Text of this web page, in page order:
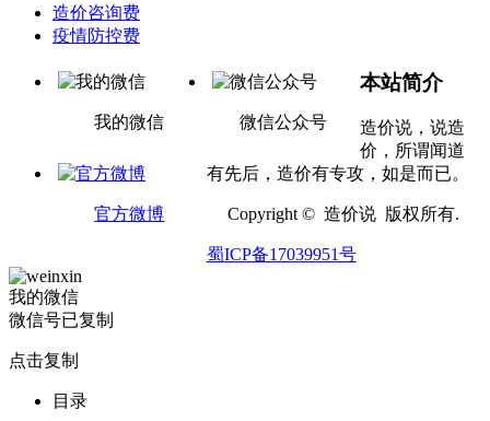
造价咨询费
疫情防控费
我的微信 微信公众号
官方微博
本站简介
造价说，说造
价，所谓闻道
有先后，造价有专攻，如是而已。
Copyright © 造价说 版权所有.
蜀ICP备17039951号
我的微信
微信号已复制
点击复制
目录